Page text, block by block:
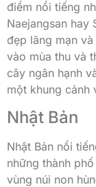
điểm nổi tiếng
Naejangsan hay
đẹp lãng mạn
vào mùa thu và
cây ngân hạnh
một khung cảnh
Nhật Bản
Nhật Bản nổi
những thành
vùng núi non